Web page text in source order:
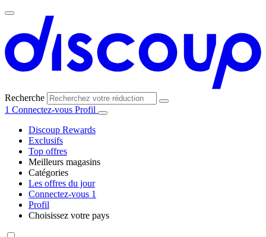
Recherche
1 Connectez-vous Profil
Discoup Rewards
Exclusifs
Top offres
Meilleurs magasins
AliExpress
Catégories
Les offres du jour
Connectez-vous 1
Profil
Choisissez votre pays